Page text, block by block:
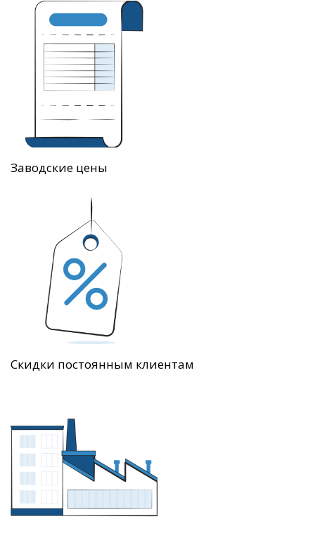
Заводские цены
Скидки постоянным клиентам